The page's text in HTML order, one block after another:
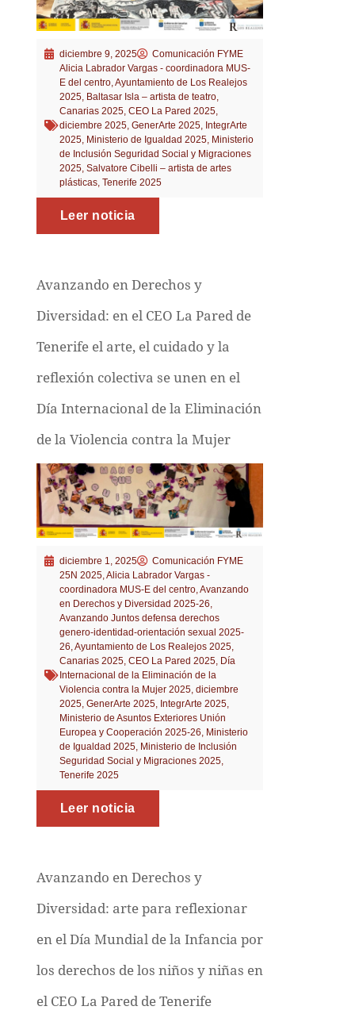
diciembre 9, 2025
Comunicación FYME
Alicia Labrador Vargas - coordinadora MUS-
E del centro,Ayuntamiento de Los Realejos
2025, Baltasar Isla – artista de teatro,
Canarias 2025, CEO La Pared 2025,
diciembre 2025, GenerArte 2025, IntegrArte
2025, Ministerio de Igualdad 2025, Ministerio
de Inclusión Seguridad Social y Migraciones
2025, Salvatore Cibelli – artista de artes
plásticas, Tenerife 2025
Leer noticia
Avanzando en Derechos y
Diversidad: en el CEO La Pared de
Tenerife el arte, el cuidado y la
reflexión colectiva se unen en el
Día Internacional de la Eliminación
de la Violencia contra la Mujer
diciembre 1, 2025
Comunicación FYME
25N 2025,Alicia Labrador Vargas -
coordinadora MUS-E del centro,Avanzando
en Derechos y Diversidad 2025-26,
Avanzando Juntos defensa derechos
genero-identidad-orientación sexual 2025-
26,Ayuntamiento de Los Realejos 2025,
Canarias 2025, CEO La Pared 2025, Día
Internacional de la Eliminación de la
Violencia contra la Mujer 2025, diciembre
2025, GenerArte 2025, IntegrArte 2025,
Ministerio de Asuntos Exteriores Unión
Europea y Cooperación 2025-26, Ministerio
de Igualdad 2025, Ministerio de Inclusión
Seguridad Social y Migraciones 2025,
Tenerife 2025
Leer noticia
Avanzando en Derechos y
Diversidad: arte para reflexionar
en el Día Mundial de la Infancia por
los derechos de los niños y niñas en
el CEO La Pared de Tenerife